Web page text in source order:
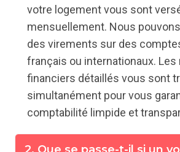
votre logement vous sont
mensuellement. Nous
des virements sur des
français ou internationaux. Les
financiers détaillés vous sont
simultanément pour vous
comptabilité limpide et
2. Que se passe-t-il si un